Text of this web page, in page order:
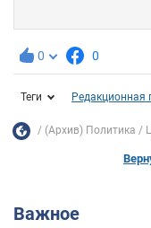
0 0
Теги Редакционная
(Архив) Политика
Важное